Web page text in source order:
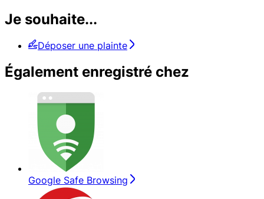
Je souhaite...
Déposer une plainte
Également enregistré chez
Google Safe Browsing